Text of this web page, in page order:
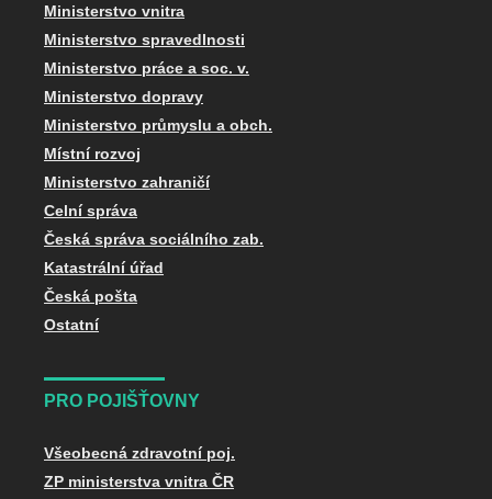
Ministerstvo vnitra
Ministerstvo spravedlnosti
Ministerstvo práce a soc. v.
Ministerstvo dopravy
Ministerstvo průmyslu a obch.
Místní rozvoj
Ministerstvo zahraničí
Celní správa
Česká správa sociálního zab.
Katastrální úřad
Česká pošta
Ostatní
PRO POJIŠŤOVNY
Všeobecná zdravotní poj.
ZP ministerstva vnitra ČR